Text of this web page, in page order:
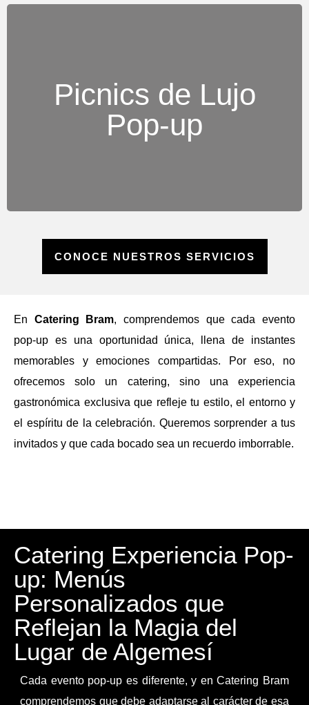
Picnics de Lujo
Pop-up
Selecciones gourmet para disfrutar en un picnic con
todos los detalles: manteles, vajilla, decoración y
platos sofisticados.
CONOCE NUESTROS SERVICIOS
En Catering Bram, comprendemos que cada evento
pop-up es una oportunidad única, llena de instantes
memorables y emociones compartidas. Por eso, no
ofrecemos solo un catering, sino una experiencia
gastronómica exclusiva que refleje tu estilo, el entorno y
el espíritu de la celebración. Queremos sorprender a tus
invitados y que cada bocado sea un recuerdo imborrable.
Catering Experiencia Pop-
up: Menús
Personalizados que
Reflejan la Magia del
Lugar de Algemesí
Cada evento pop-up es diferente, y en Catering Bram
comprendemos que debe adaptarse al carácter de esa